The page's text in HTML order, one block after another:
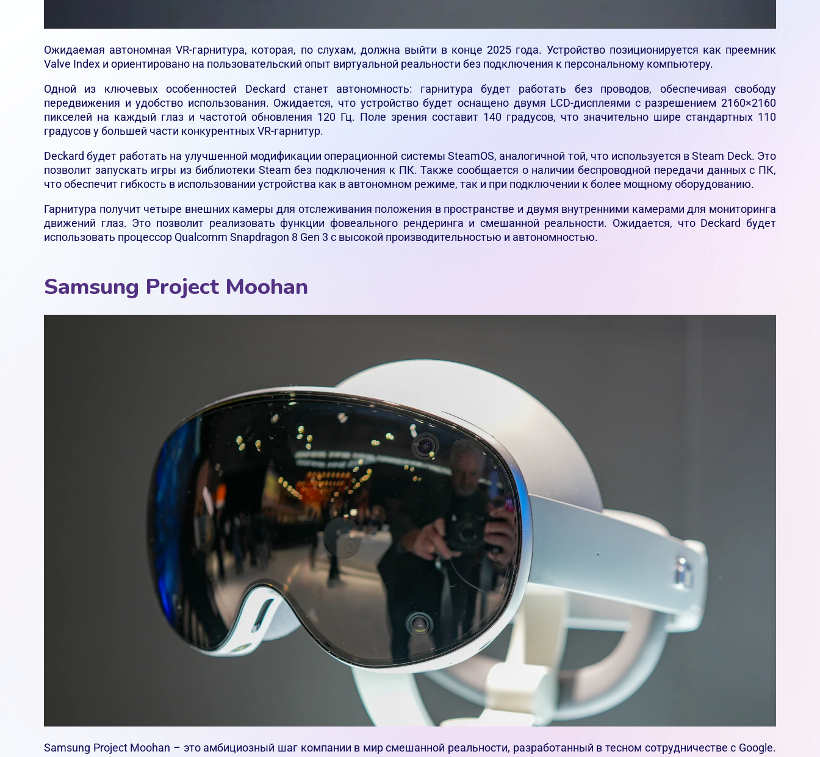
Ожидаемая автономная VR-гарнитура, которая, по слухам, должна выйти в конце 2025 года. Устройство позиционируется как преемник
Valve Index и ориентировано на пользовательский опыт виртуальной реальности без подключения к персональному компьютеру.
Одной из ключевых особенностей Deckard станет автономность: гарнитура будет работать без проводов, обеспечивая свободу
передвижения и удобство использования. Ожидается, что устройство будет оснащено двумя LCD-дисплеями с разрешением 2160×2160
пикселей на каждый глаз и частотой обновления 120 Гц. Поле зрения составит 140 градусов, что значительно шире стандартных 110
градусов у большей части конкурентных VR-гарнитур.
Deckard будет работать на улучшенной модификации операционной системы SteamOS, аналогичной той, что используется в Steam Deck. Это
позволит запускать игры из библиотеки Steam без подключения к ПК. Также сообщается о наличии беспроводной передачи данных с ПК,
что обеспечит гибкость в использовании устройства как в автономном режиме, так и при подключении к более мощному оборудованию.
Гарнитура получит четыре внешних камеры для отслеживания положения в пространстве и двумя внутренними камерами для мониторинга
движений глаз. Это позволит реализовать функции фовеального рендеринга и смешанной реальности. Ожидается, что Deckard будет
использовать процессор Qualcomm Snapdragon 8 Gen 3 с высокой производительностью и автономностью.
Samsung Project Moohan
Samsung Project Moohan – это амбициозный шаг компании в мир смешанной реальности, разработанный в тесном сотрудничестве с Google.